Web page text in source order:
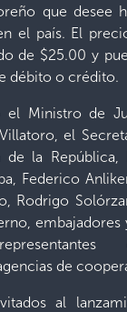
que desee
el país. El
de $25.00 y
débito o crédito.
Ministro de
el
de la República,
Federico
Rodrigo
de
al